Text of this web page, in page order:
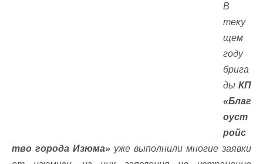
В
теку
щем
году
брига
ды КП
«Благ
оуст
ройс
тво города Изюма» уже выполнили многие заявки